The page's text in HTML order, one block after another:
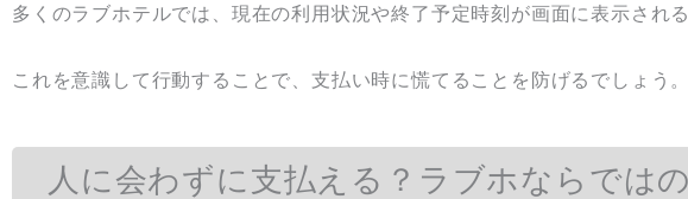
多くのラブホテルでは、現在の利用状況や終了予定時刻が画面に表示され
これを意識して行動することで、支払い時に慌てることを防げるでしょう。
人に会わずに支払える？ラブホならでは